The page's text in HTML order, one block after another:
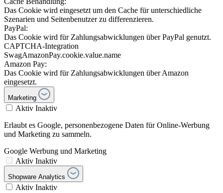
Das Cookie wird eingesetzt um den Cache für unterschiedliche
Szenarien und Seitenbenutzer zu differenzieren.
PayPal:
Das Cookie wird für Zahlungsabwicklungen über PayPal genutzt.
CAPTCHA-Integration
SwagAmazonPay.cookie.value.name
Amazon Pay:
Das Cookie wird für Zahlungsabwicklungen über Amazon
eingesetzt.
Marketing
Aktiv Inaktiv
Erlaubt es Google, personenbezogene Daten für Online-Werbung
und Marketing zu sammeln.
Google Werbung und Marketing
Aktiv Inaktiv
Shopware Analytics
Aktiv Inaktiv